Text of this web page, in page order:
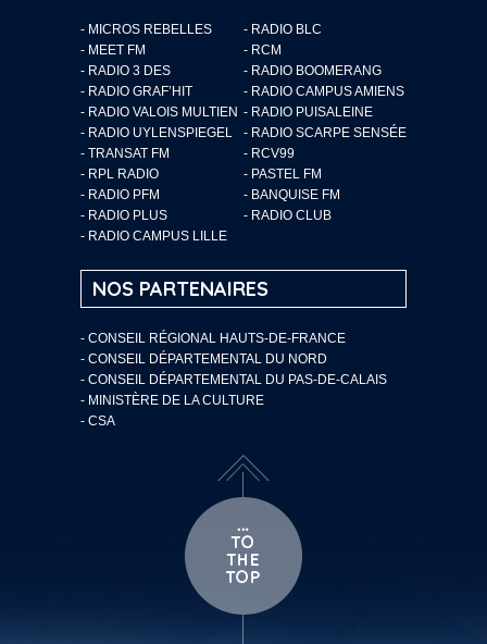
- MICROS REBELLES
- RADIO BLC
- MEET FM
- RCM
- RADIO 3 DES
- RADIO BOOMERANG
- RADIO GRAF’HIT
- RADIO CAMPUS AMIENS
- RADIO VALOIS MULTIEN - RADIO PUISALEINE
- RADIO UYLENSPIEGEL
- RADIO SCARPE SENSÉE
- TRANSAT FM
- RCV99
- RPL RADIO
- PASTEL FM
- RADIO PFM
- BANQUISE FM
- RADIO PLUS
- RADIO CLUB
- RADIO CAMPUS LILLE
NOS PARTENAIRES
- CONSEIL RÉGIONAL HAUTS-DE-FRANCE
- CONSEIL DÉPARTEMENTAL DU NORD
- CONSEIL DÉPARTEMENTAL DU PAS-DE-CALAIS
- MINISTÈRE DE LA CULTURE
- CSA